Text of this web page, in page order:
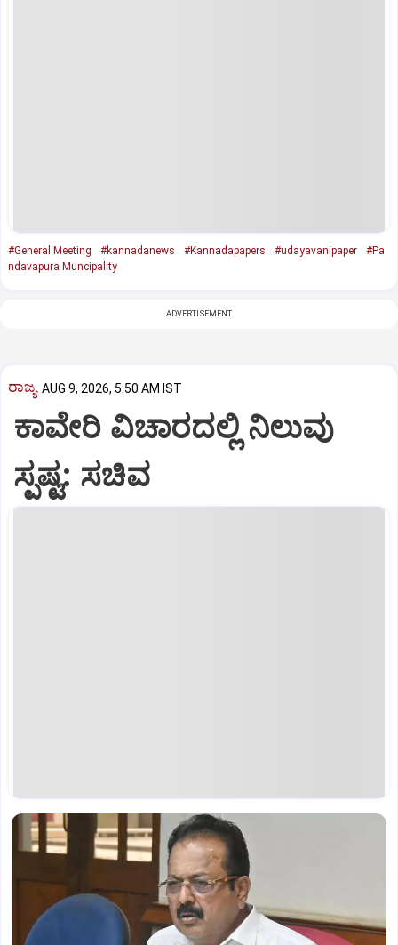
#General Meeting #kannadanews #Kannadapapers #udayavanipaper
#Pa
ndavapura Muncipality
ADVERTISEMENT
ರಾಜ್ಯ AUG 9, 2026, 5:50 AM IST
ಕಾವೇರಿ ವಿಚಾರದಲ್ಲಿ ನಿಲುವು
ಸ್ಪಷ್ಟ: ಸಚಿವ